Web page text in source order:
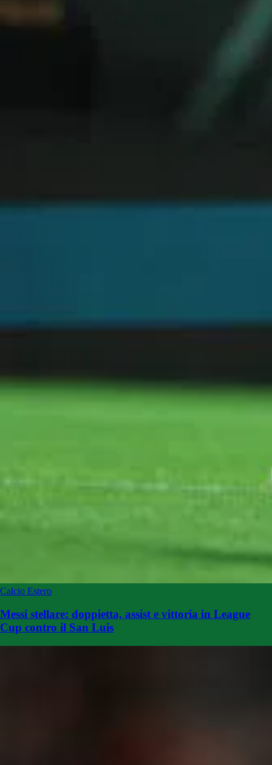
Calcio Estero
Messi stellare: doppietta, assist e vittoria in League
Cup contro il San Luis